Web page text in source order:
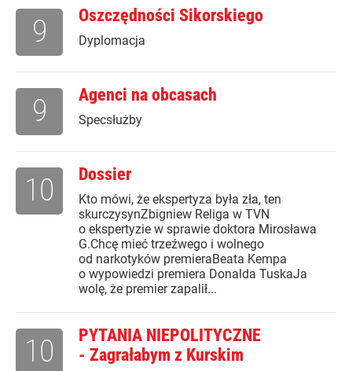
Oszczędności Sikorskiego
Dyplomacja
9
Agenci na obcasach
Specsłużby
9
Dossier
Kto mówi, że ekspertyza była zła, ten
skurczysynZbigniew Religa w TVN
o ekspertyzie w sprawie doktora Mirosława
G.Chcę mieć trzeźwego i wolnego
od narkotyków premieraBeata Kempa
o wypowiedzi premiera Donalda TuskaJa
wolę, że premier zapalił...
10
PYTANIA NIEPOLITYCZNE
- Zagrałabym z Kurskim
10